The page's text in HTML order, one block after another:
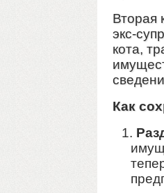
Вторая
экс-
кота,
Как